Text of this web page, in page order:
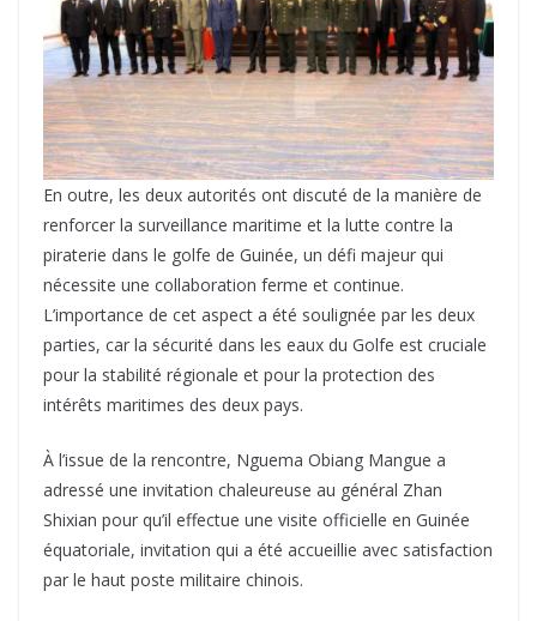
En outre, les deux autorités ont discuté de la manière de
renforcer la surveillance maritime et la lutte contre la
piraterie dans le golfe de Guinée, un défi majeur qui
nécessite une collaboration ferme et continue.
L’importance de cet aspect a été soulignée par les deux
parties, car la sécurité dans les eaux du Golfe est cruciale
pour la stabilité régionale et pour la protection des
intérêts maritimes des deux pays.
À l’issue de la rencontre, Nguema Obiang Mangue a
adressé une invitation chaleureuse au général Zhan
Shixian pour qu’il effectue une visite officielle en Guinée
équatoriale, invitation qui a été accueillie avec satisfaction
par le haut poste militaire chinois.